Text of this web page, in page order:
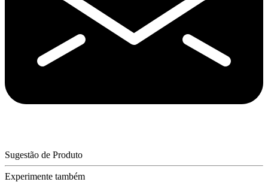
Sugestão de Produto
Experimente também